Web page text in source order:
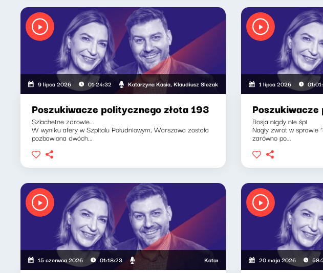
9 lipca 2026 01:24:32 Katarzyna Kasia, Klaudiusz Slezak
Poszukiwacze politycznego złota 193
Szlachetne zdrowie...
W wyniku afery w Szpitalu Południowym, Warszawa została
pozbawiona dwóch...
1 lipca 2026
Rosja nigdy nie śpi
Nagły zwrot w sprawie
zarówno po...
15 czerwca 2026 01:18:23 Katarzyna Kasia, Klaudiusz Slezak
20 maja 2026